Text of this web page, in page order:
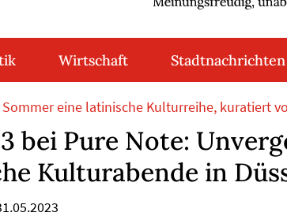
Wirtschaft Stadtnachrichten
eine latinische Kulturreihe, kuratiert
bei Pure Note:
Kulturabende in